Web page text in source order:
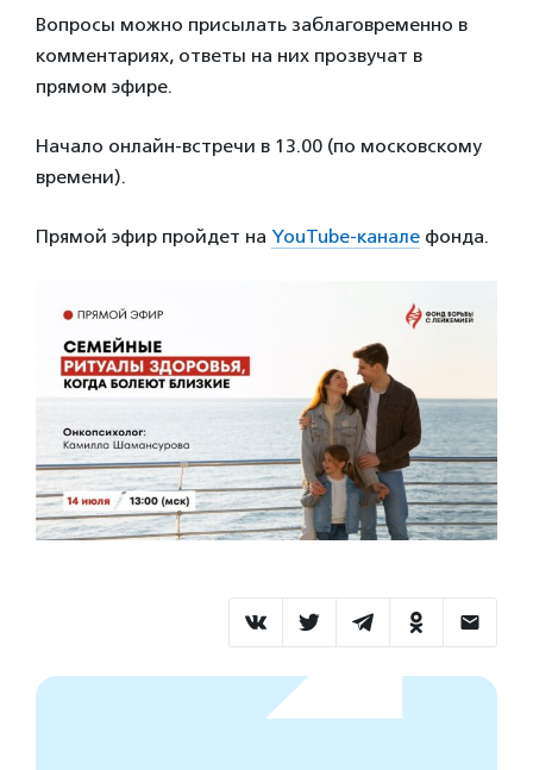
Вопросы можно присылать заблаговременно в
комментариях, ответы на них прозвучат в
прямом эфире.
Начало онлайн-встречи в 13.00 (по московскому
времени).
Прямой эфир пройдет на YouTube-канале фонда.